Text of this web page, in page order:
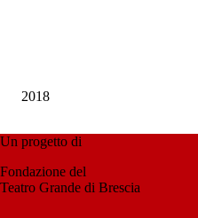
2018
Un progetto di
Fondazione del
Teatro Grande di Brescia